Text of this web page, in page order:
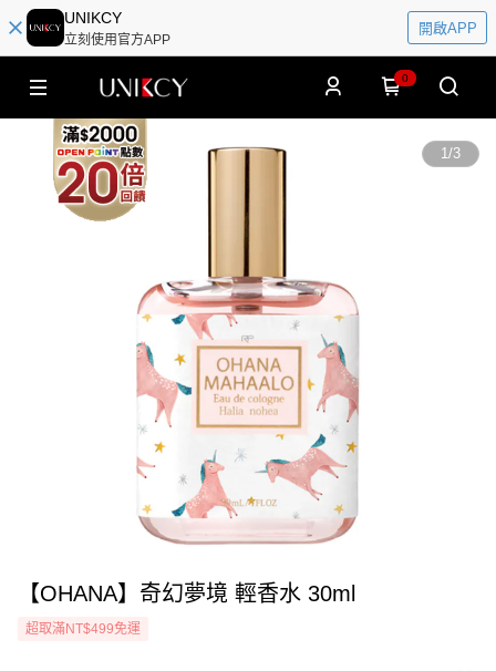
UNIKCY
立刻使用官方APP
開啟APP
0
1/3
【OHANA】奇幻夢境 輕香水 30ml
超取滿NT$499免運